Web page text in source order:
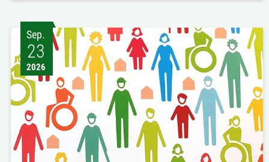
Sep.
23
2026